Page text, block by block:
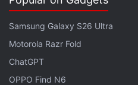
വരുന്നത്. ഈ മാസം
ആയ സാം ആൾട്ട്മാൻ
ജോലി താൽക്കാലികമായി
മെച്ചപ്പെടുത്തുന്നതിൽ
കേന്ദ്രീകരിക്കാൻ
Samsung Galaxy S26 Ultra
Motorola Razr Fold
ChatGPT
OPPO Find N6